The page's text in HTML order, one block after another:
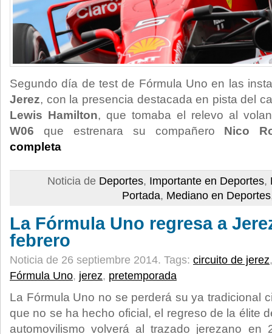
Segundo día de test de Fórmula Uno en las
Jerez, con la presencia destacada en pista del
Lewis Hamilton, que tomaba el relevo al
W06 que estrenara su compañero Nico
completa
Noticia de Deportes, Importante en Deportes,
Portada, Mediano en Deportes
La Fórmula Uno regresa a
febrero
Noticia de 26 septiembre 2014. Tags: circuito de jerez
Fórmula Uno, jerez, pretemporada
La Fórmula Uno no se perderá su ya tradicional
que no se ha hecho oficial, el regreso de la élite
automovilismo volverá al trazado jerezano en